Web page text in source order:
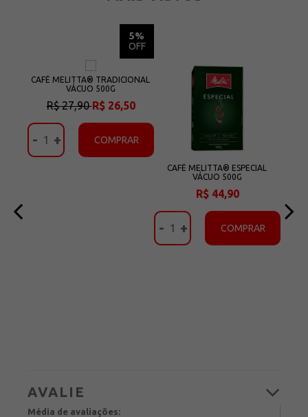
5%
OFF
CAFÉ MELITTA® TRADICIONAL
VÁCUO 500G
R$ 27,90R$ 26,50
- + COMPRAR
CAFÉ MELITTA® ESPECIAL
VÁCUO 500G
R$ 44,90
- + COMPRAR
Média de avaliações: